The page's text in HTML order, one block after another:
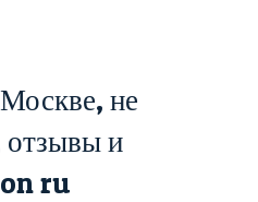
не
отзывы и
ru